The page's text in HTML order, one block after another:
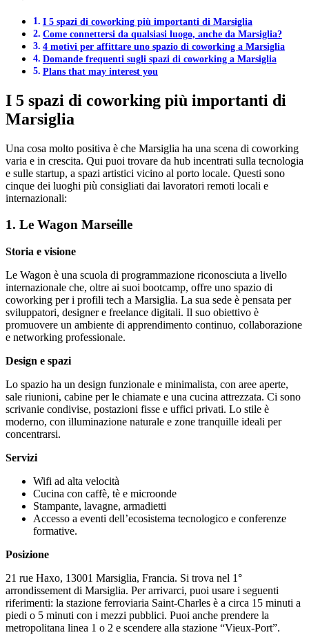
I 5 spazi di coworking più importanti di Marsiglia
Come connettersi da qualsiasi luogo, anche da Marsiglia?
4 motivi per affittare uno spazio di coworking a Marsiglia
Domande frequenti sugli spazi di coworking a Marsiglia
Plans that may interest you
I 5 spazi di coworking più importanti di
Marsiglia
Una cosa molto positiva è che Marsiglia ha una scena di coworking
varia e in crescita. Qui puoi trovare da hub incentrati sulla tecnologia
e sulle startup, a spazi artistici vicino al porto locale. Questi sono
cinque dei luoghi più consigliati dai lavoratori remoti locali e
internazionali:
1. Le Wagon Marseille
Storia e visione
Le Wagon è una scuola di programmazione riconosciuta a livello
internazionale che, oltre ai suoi bootcamp, offre uno spazio di
coworking per i profili tech a Marsiglia. La sua sede è pensata per
sviluppatori, designer e freelance digitali. Il suo obiettivo è
promuovere un ambiente di apprendimento continuo, collaborazione
e networking professionale.
Design e spazi
Lo spazio ha un design funzionale e minimalista, con aree aperte,
sale riunioni, cabine per le chiamate e una cucina attrezzata. Ci sono
scrivanie condivise, postazioni fisse e uffici privati. Lo stile è
moderno, con illuminazione naturale e zone tranquille ideali per
concentrarsi.
Servizi
Wifi ad alta velocità
Cucina con caffè, tè e microonde
Stampante, lavagne, armadietti
Accesso a eventi dell’ecosistema tecnologico e conferenze
formative.
Posizione
21 rue Haxo, 13001 Marsiglia, Francia. Si trova nel 1°
arrondissement di Marsiglia. Per arrivarci, puoi usare i seguenti
riferimenti: la stazione ferroviaria Saint-Charles è a circa 15 minuti a
piedi o 5 minuti con i mezzi pubblici. Puoi anche prendere la
metropolitana linea 1 o 2 e scendere alla stazione “Vieux-Port”.